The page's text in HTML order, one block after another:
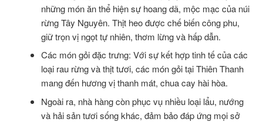
những món ăn thể hiện sự hoang dã, mộc mạc của núi
rừng Tây Nguyên. Thịt heo được chế biến công phu,
giữ trọn vị ngọt tự nhiên, thơm lừng và hấp dẫn.
Các món gỏi đặc trưng: Với sự kết hợp tinh tế của các
loại rau rừng và thịt tươi, các món gỏi tại Thiên Thanh
mang đến hương vị thanh mát, chua cay hài hòa.
Ngoài ra, nhà hàng còn phục vụ nhiều loại lẩu, nướng
và hải sản tươi sống khác, đảm bảo đáp ứng mọi sở